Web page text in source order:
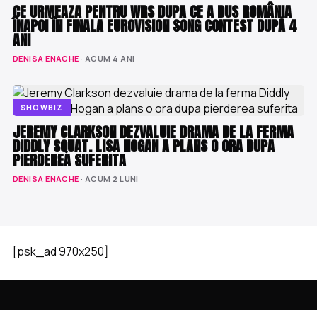
CE URMEAZA PENTRU WRS DUPA CE A DUS ROMÂNIA
ÎNAPOI ÎN FINALA EUROVISION SONG CONTEST DUPĂ 4
ANI
DENISA ENACHE · ACUM 4 ANI
SHOWBIZ
JEREMY CLARKSON DEZVALUIE DRAMA DE LA FERMA
DIDDLY SQUAT. LISA HOGAN A PLANS O ORA DUPA
PIERDEREA SUFERITA
DENISA ENACHE · ACUM 2 LUNI
[psk_ad 970x250]